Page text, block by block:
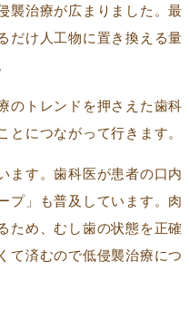
襲治療が広まりました。最
だけ人工物に置き換える量
のトレンドを押さえた歯科
とにつながって行きます。
ます。歯科医が患者の口内
プ」も普及しています。肉
ため、むし歯の状態を正確
て済むので低侵襲治療につ